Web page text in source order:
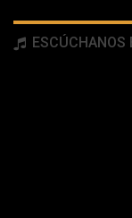
ESCÚCHANOS